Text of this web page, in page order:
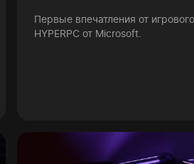
Первые впечатления от
HYPERPC от Microsoft.